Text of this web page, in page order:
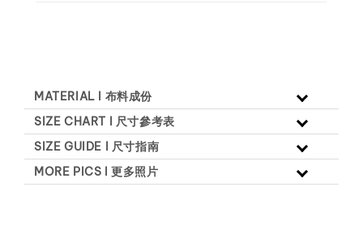
MATERIAL l 布料成份
SIZE CHART l 尺寸參考表
SIZE GUIDE l 尺寸指南
MORE PICS l 更多照片